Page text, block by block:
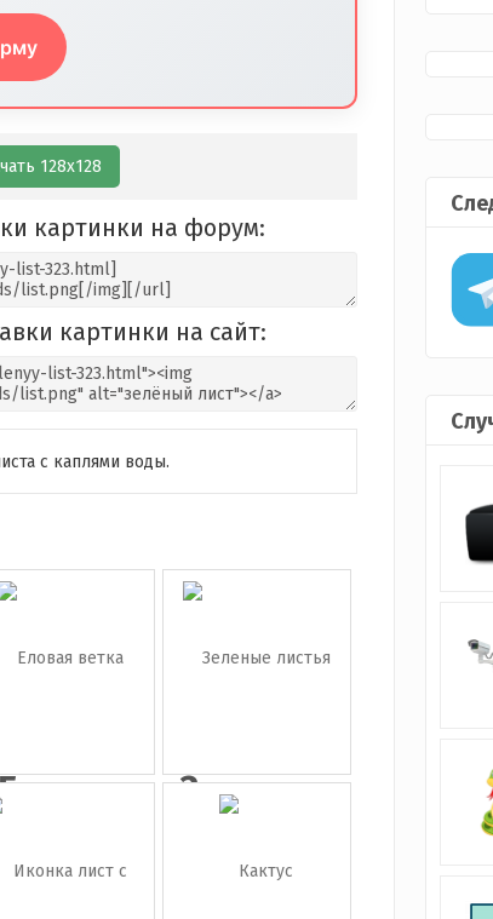
128х128
картинки на форум:
картинки на сайт:
с каплями воды.
Зеленые
листья